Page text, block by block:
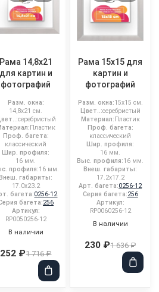
Рама 14,8x21
для картин и
фотографий
Разм. окна:
14,8x21 см.
серебристый
Пластик
Проф. багета:
классический
Шир. профиля:
16 мм.
профиля:16 мм.
Внеш. габариты:
17.0x23.2
багета:0256-12
багета:256
Артикул:
RP0050256-12
В наличии
252 ₽1 716 ₽
Рама 15x15 для
картин и
фотографий
Разм. окна:15x15 см.
Цвет..:серебристый
Материал: Пластик
Проф. багета:
классический
Шир. профиля:
16 мм.
Выс. профиля:16 мм.
Внеш. габариты:
17.2x17.2
Арт. багета:0256-12
Серия багета:256
Артикул:
RP0060256-12
В наличии
230 ₽1 636 ₽